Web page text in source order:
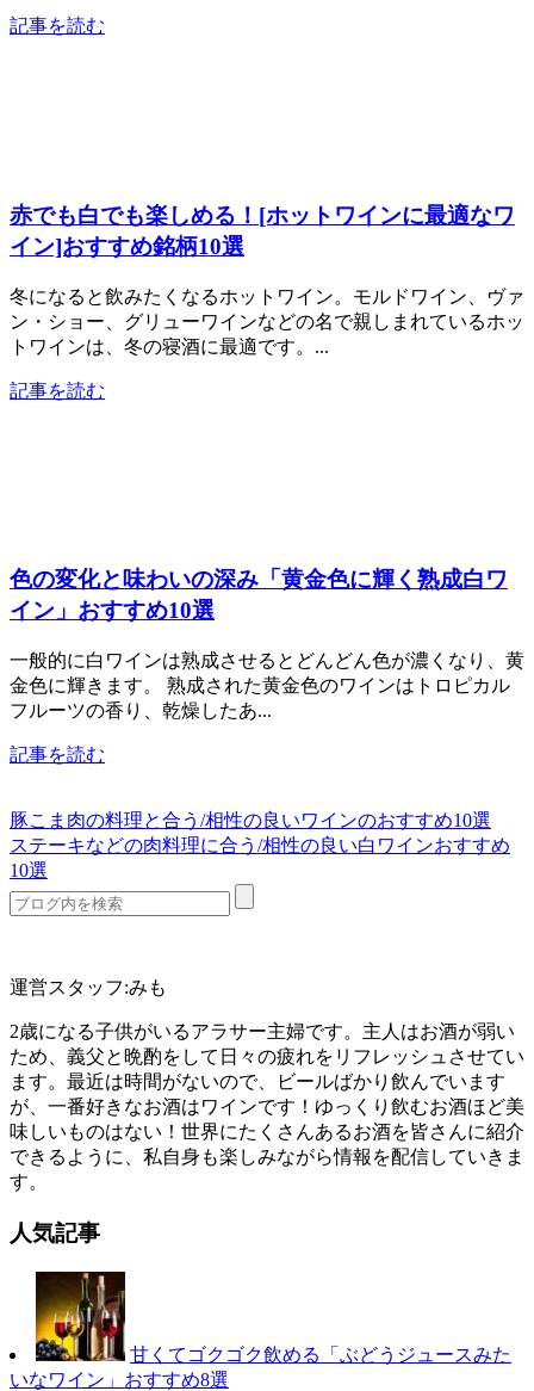
記事を読む
赤でも白でも楽しめる！[ホットワインに最適なワ
イン]おすすめ銘柄10選
冬になると飲みたくなるホットワイン。モルドワイン、ヴァ
ン・ショー、グリューワインなどの名で親しまれているホッ
トワインは、冬の寝酒に最適です。...
記事を読む
色の変化と味わいの深み「黄金色に輝く熟成白ワ
イン」おすすめ10選
一般的に白ワインは熟成させるとどんどん色が濃くなり、黄
金色に輝きます。 熟成された黄金色のワインはトロピカル
フルーツの香り、乾燥したあ...
記事を読む
豚こま肉の料理と合う/相性の良いワインのおすすめ10選
ステーキなどの肉料理に合う/相性の良い白ワインおすすめ
10選
運営スタッフ:みも
2歳になる子供がいるアラサー主婦です。主人はお酒が弱い
ため、義父と晩酌をして日々の疲れをリフレッシュさせてい
ます。最近は時間がないので、ビールばかり飲んでいます
が、一番好きなお酒はワインです！ゆっくり飲むお酒ほど美
味しいものはない！世界にたくさんあるお酒を皆さんに紹介
できるように、私自身も楽しみながら情報を配信していきま
す。
人気記事
甘くてゴクゴク飲める「ぶどうジュースみた
いなワイン」おすすめ8選